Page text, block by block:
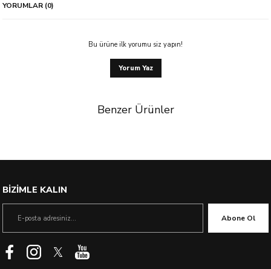
YORUMLAR (0)
Bu ürüne ilk yorumu siz yapın!
Yorum Yaz
Benzer Ürünler
BİZİMLE KALIN
Abone Ol